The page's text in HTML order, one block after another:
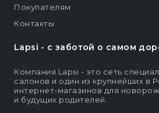
Lapsi - c заботой о самом
Компания Lapsi - это сеть
салонов и один из крупнейших в
интернет-магазинов для
и будущих родителей.
Покупателям
Контакты